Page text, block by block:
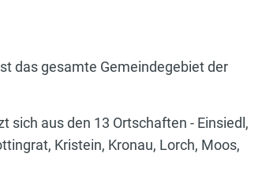
das gesamte Gemeindegebiet der
sich aus den 13 Ortschaften - Einsiedl,
Kristein, Kronau, Lorch, Moos,